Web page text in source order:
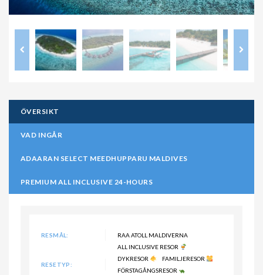
ÖVERSIKT
VAD INGÅR
ADAARAN SELECT MEEDHUPPARU MALDIVES
PREMIUM ALL INCLUSIVE 24-HOURS
RESMÅL: RAA ATOLL MALDIVERNA
RESETYP:
ALL INCLUSIVE RESOR
DYKRESOR
FAMILJERESOR
FÖRSTAGÅNGSRESOR